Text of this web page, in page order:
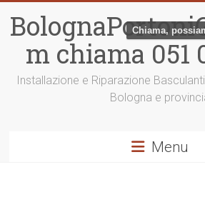
contenutom chiama 051
Installazione e Riparazione
Bologna e
Menu
Chiama,